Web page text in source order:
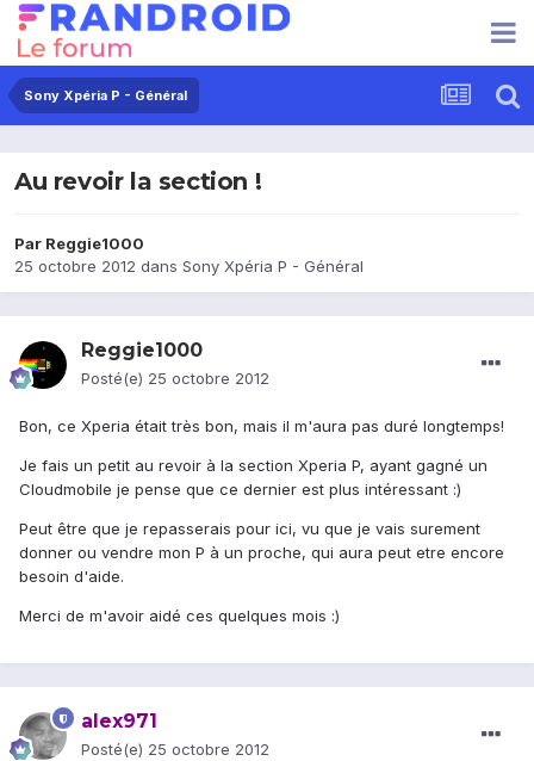
Sony Xpéria P - Général
Au revoir la section !
Par Reggie1000
25 octobre 2012 dans Sony Xpéria P - Général
Reggie1000
Posté(e) 25 octobre 2012
Bon, ce Xperia était très bon, mais il m'aura pas duré longtemps!
Je fais un petit au revoir à la section Xperia P, ayant gagné un
Cloudmobile je pense que ce dernier est plus intéressant :)
Peut être que je repasserais pour ici, vu que je vais surement
donner ou vendre mon P à un proche, qui aura peut etre encore
besoin d'aide.
Merci de m'avoir aidé ces quelques mois :)
alex971
Posté(e) 25 octobre 2012